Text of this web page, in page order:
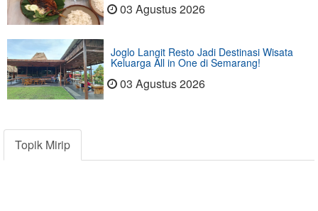
03 Agustus 2026
Joglo Langit Resto Jadi Destinasi Wisata
Keluarga All in One di Semarang!
03 Agustus 2026
Topik Mirip